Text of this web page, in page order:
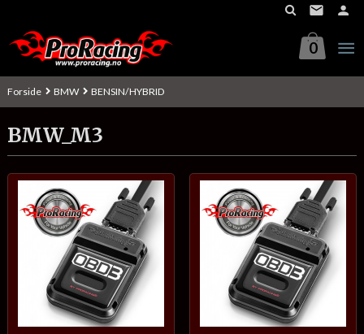
innholdet
0
Forside BMW BENSIN/HYBRID
BMW_M3